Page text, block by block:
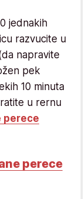
jednakih
razvucite u
napravite
pek
10 minuta
u rernu
perece
perece